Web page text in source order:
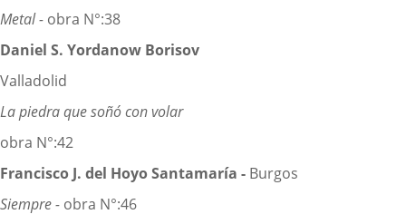
Metal - obra N°:38
Daniel S. Yordanow Borisov
Valladolid
La piedra que soñó con volar
obra N°:42
Francisco J. del Hoyo Santamaría - Burgos
Siempre - obra N°:46